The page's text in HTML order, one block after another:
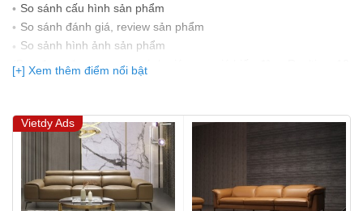
So sánh cấu hình sản phẩm
So sánh đánh giá, review sản phẩm
So sảnh hình ảnh sản phẩm
(Bạn đang được xem so sánh giá, xem giá biến động Realtime 10
lần cập nhật gần nhất)
[+] Xem thêm điểm nổi bật
Vietdy Ads